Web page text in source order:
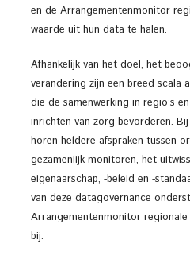
en de Arrangementenmonitor
waarde uit hun data te halen.
Afhankelijk van het doel, het
verandering zijn een breed scala
die de samenwerking in regio’s
inrichten van zorg bevorderen.
horen heldere afspraken tussen
gezamenlijk monitoren, het
eigenaarschap, -beleid en -
van deze datagovernance
Arrangementenmonitor regionale
bij: